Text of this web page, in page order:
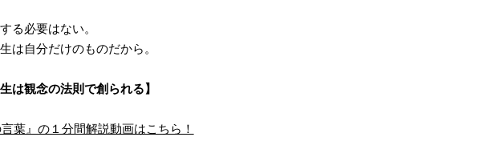
る必要はない。
は自分だけのものだから。
は観念の法則で創られる】
葉』の１分間解説動画はこちら！